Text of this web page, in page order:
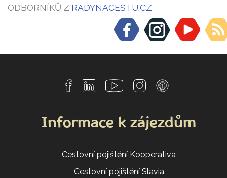
ODBORNÍKŮ Z RADYNACESTU.CZ
Informace k zájezdům
Cestovní pojištění Kooperativa
Cestovní pojištění Slavia